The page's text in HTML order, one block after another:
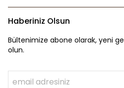
Haberiniz Olsun
Bültenimize abone olarak, yeni
olun.